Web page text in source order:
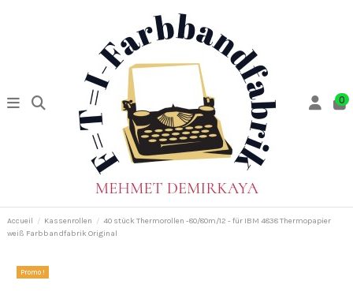
0
Accueil Kassenrollen
40 stück Thermorollen -80/80m/12 - für IBM 4838 Thermopapier
weiß Farbbandfabrik Original
Promo !